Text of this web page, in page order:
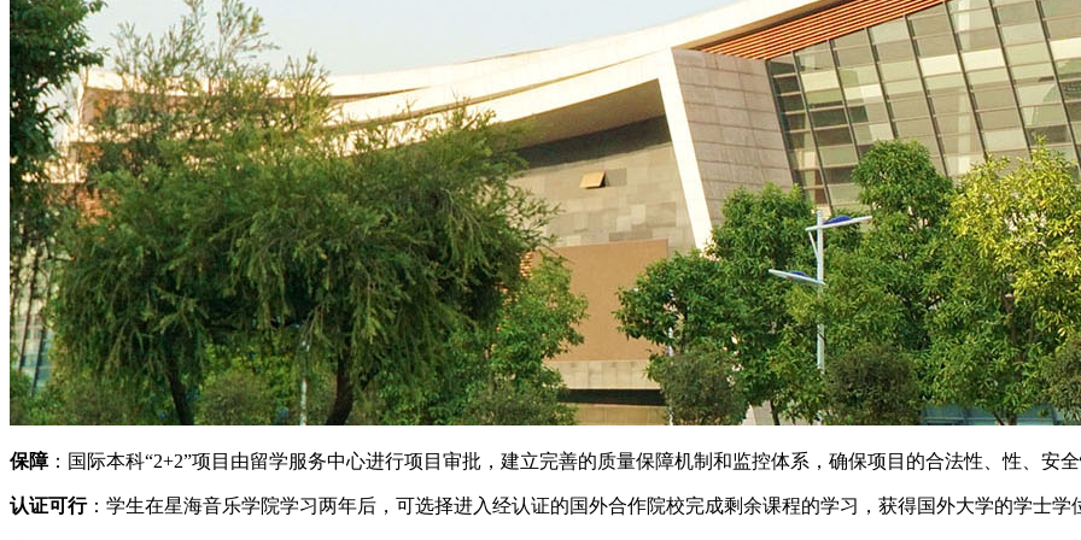
保障：国际本科“2+2”项目由留学服务中心进行项目审批，建立完善的质量保障机制和监控体系，确保项目的合法性、性、安
认证可行：学生在星海音乐学院学习两年后，可选择进入经认证的国外合作院校完成剩余课程的学习，获得国外大学的学士